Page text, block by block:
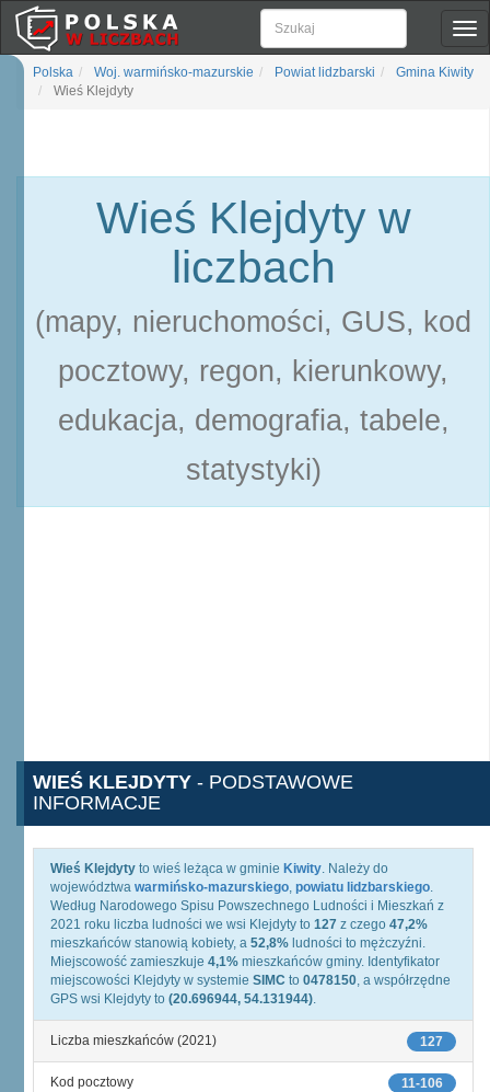
Polska Woj. warmińsko-mazurskie Powiat lidzbarski
Gmina Kiwity
Wieś Klejdyty
Wieś Klejdyty w
liczbach
(mapy, nieruchomości, GUS, kod
pocztowy, regon, kierunkowy,
edukacja, demografia, tabele,
statystyki)
WIEŚ KLEJDYTY - PODSTAWOWE
INFORMACJE
Wieś Klejdyty to wieś leżąca w gminie Kiwity. Należy do
województwa warmińsko-mazurskiego, powiatu lidzbarskiego.
Według Narodowego Spisu Powszechnego Ludności i Mieszkań z
2021 roku liczba ludności we wsi Klejdyty to 127 z czego 47,2%
mieszkańców stanowią kobiety, a 52,8% ludności to mężczyźni.
Miejscowość zamieszkuje 4,1% mieszkańców gminy. Identyfikator
miejscowości Klejdyty w systemie SIMC to 0478150, a współrzędne
GPS wsi Klejdyty to (20.696944, 54.131944).
127
Liczba mieszkańców (2021)
11-106
Kod pocztowy